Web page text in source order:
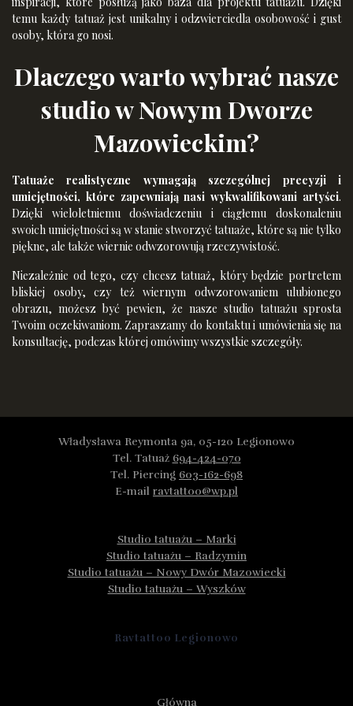
temu każdy tatuaż jest unikalny i odzwierciedla osobowość i gust
osoby, która go nosi.
Dlaczego warto wybrać nasze
studio w Nowym Dworze
Mazowieckim?
Tatuaże realistyczne
wymagają szczególnej precyzji i
umiejętności, które zapewniają nasi wykwalifikowani artyści.
Dzięki wieloletniemu doświadczeniu i ciągłemu doskonaleniu
swoich umiejętności są w stanie stworzyć tatuaże, które są nie tylko
piękne, ale także wiernie odwzorowują rzeczywistość.
Niezależnie od tego, czy chcesz tatuaż, który będzie portretem
bliskiej osoby, czy też wiernym odwzorowaniem ulubionego
obrazu, możesz być pewien, że nasze studio tatuażu sprosta
Twoim oczekiwaniom. Zapraszamy do kontaktu i umówienia się na
konsultację, podczas której omówimy wszystkie szczegóły.
Władysława Reymonta 9a, 05-120 Legionowo
Tel. Tatuaż 694-424-070
Tel. Piercing 603-162-698
E-mail ravtattoo@wp.pl
Studio tatuażu – Marki
Studio tatuażu – Radzymin
Studio tatuażu – Nowy Dwór Mazowiecki
Studio tatuażu – Wyszków
Ravtattoo Legionowo
Główna